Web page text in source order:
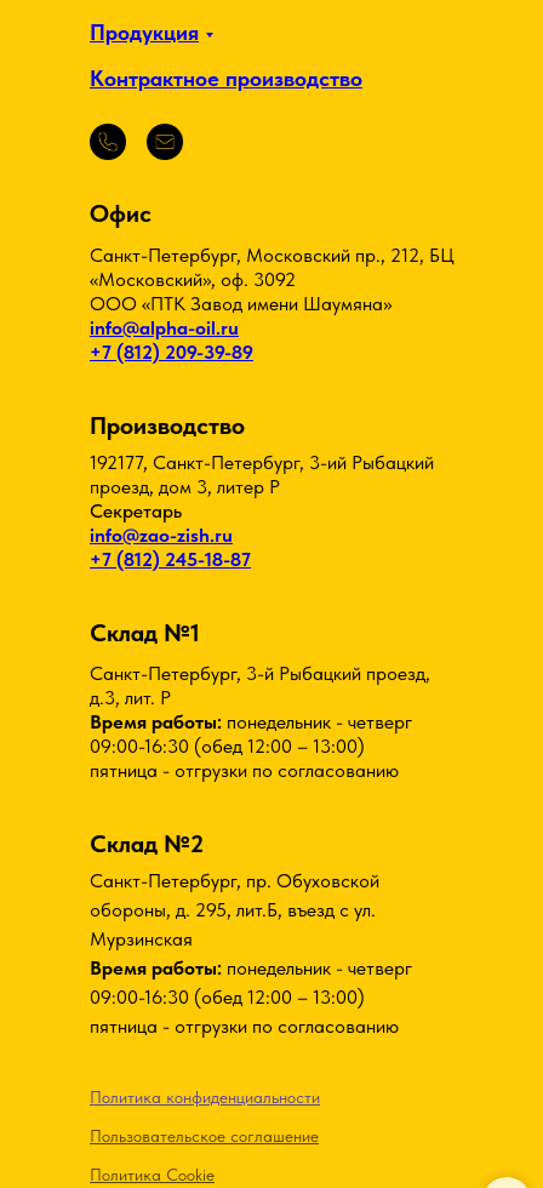
Санкт-Петербург, пр. Обуховской
обороны, д. 295, лит.Б, въезд с ул.
Мурзинская
Время работы: понедельник - четверг
09:00-16:30 (обед 12:00 – 13:00)
пятница - отгрузки по согласованию
Склад №2
Производство
192177, Санкт-Петербург, 3-ий Рыбацкий
проезд, дом 3, литер Р
Секретарь
info@zao-zish.ru
+7 (812) 245-18-87
Офис
Санкт-Петербург, Московский пр., 212, БЦ
«Московский», оф. 3092
ООО «ПТК Завод имени Шаумяна»
info@alpha-oil.ru
+7 (812) 209-39-89
Склад №1
Санкт-Петербург, 3-й Рыбацкий проезд,
д.3, лит. Р
Время работы: понедельник - четверг
09:00-16:30 (обед 12:00 – 13:00)
пятница - отгрузки по согласованию
Политика Cookie
Пользовательское соглашение
Политика конфиденциальности
Продукция
Контрактное производство